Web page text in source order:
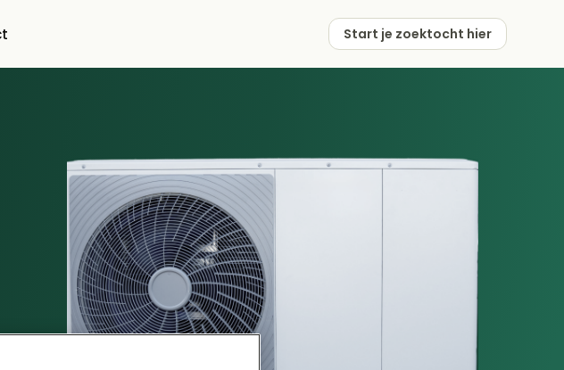
Start je zoektocht hier
Hoe werkt Samen Overstappen?
aanbod
Warmtepomp
Zonnepanelen
Thuisbatterij
Groene energie